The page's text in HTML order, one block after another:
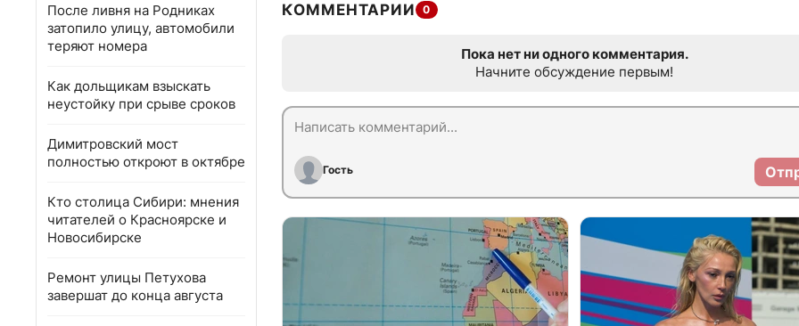
После ливня на Родниках
затопило улицу, автомобили
теряют номера
Как дольщикам взыскать
неустойку при срыве сроков
Димитровский мост
полностью откроют в октябре
Кто столица Сибири: мнения
читателей о Красноярске и
Новосибирске
Ремонт улицы Петухова
завершат до конца августа
КОММЕНТАРИИ 0
Пока нет ни одного комментария.
Начните обсуждение первым!
Гость